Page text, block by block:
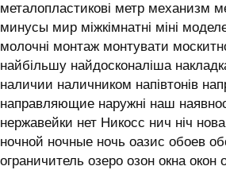
металопластикові метр механизм
минусы мир міжкімнатні міні
молочні монтаж монтувати
найбільшу найдосконаліша
наличии наличником напівтонів
направляющие наружні наш
нержавейки нет Никосс нич ніч
ночной ночные ночь оазис обоев
ограничитель озеро озон окна окон